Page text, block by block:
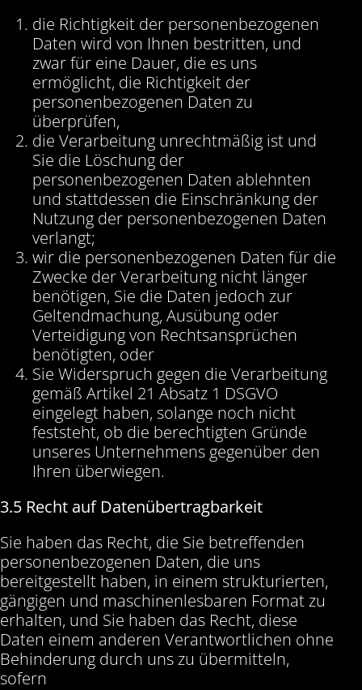
die Richtigkeit der personenbezogenen
Daten wird von Ihnen bestritten, und
zwar für eine Dauer, die es uns
ermöglicht, die Richtigkeit der
personenbezogenen Daten zu
überprüfen,
die Verarbeitung unrechtmäßig ist und
Sie die Löschung der
personenbezogenen Daten ablehnten
und stattdessen die Einschränkung der
Nutzung der personenbezogenen Daten
verlangt;
wir die personenbezogenen Daten für die
Zwecke der Verarbeitung nicht länger
benötigen, Sie die Daten jedoch zur
Geltendmachung, Ausübung oder
Verteidigung von Rechtsansprüchen
benötigten, oder
Sie Widerspruch gegen die Verarbeitung
gemäß Artikel 21 Absatz 1 DSGVO
eingelegt haben, solange noch nicht
feststeht, ob die berechtigten Gründe
unseres Unternehmens gegenüber den
Ihren überwiegen.
3.5 Recht auf Datenübertragbarkeit
Sie haben das Recht, die Sie betreffenden
personenbezogenen Daten, die uns
bereitgestellt haben, in einem strukturierten,
gängigen und maschinenlesbaren Format zu
erhalten, und Sie haben das Recht, diese
Daten einem anderen Verantwortlichen ohne
Behinderung durch uns zu übermitteln,
sofern